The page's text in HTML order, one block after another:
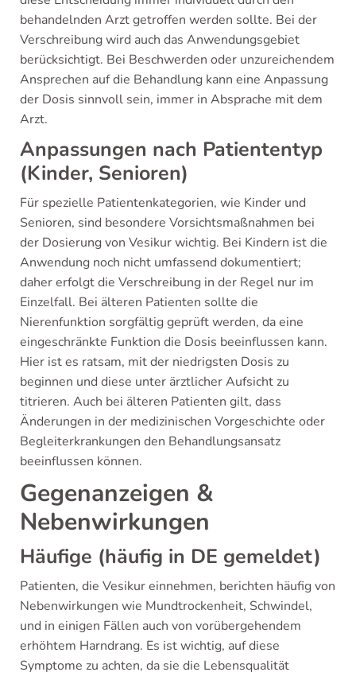
behandelnden Arzt getroffen werden sollte. Bei der
Verschreibung wird auch das Anwendungsgebiet
berücksichtigt. Bei Beschwerden oder unzureichendem
Ansprechen auf die Behandlung kann eine Anpassung
der Dosis sinnvoll sein, immer in Absprache mit dem
Arzt.
Anpassungen nach Patiententyp
(Kinder, Senioren)
Für spezielle Patientenkategorien, wie Kinder und
Senioren, sind besondere Vorsichtsmaßnahmen bei
der Dosierung von Vesikur wichtig. Bei Kindern ist die
Anwendung noch nicht umfassend dokumentiert;
daher erfolgt die Verschreibung in der Regel nur im
Einzelfall. Bei älteren Patienten sollte die
Nierenfunktion sorgfältig geprüft werden, da eine
eingeschränkte Funktion die Dosis beeinflussen kann.
Hier ist es ratsam, mit der niedrigsten Dosis zu
beginnen und diese unter ärztlicher Aufsicht zu
titrieren. Auch bei älteren Patienten gilt, dass
Änderungen in der medizinischen Vorgeschichte oder
Begleiterkrankungen den Behandlungsansatz
beeinflussen können.
Gegenanzeigen &
Nebenwirkungen
Häufige (häufig in DE gemeldet)
Patienten, die Vesikur einnehmen, berichten häufig von
Nebenwirkungen wie Mundtrockenheit, Schwindel,
und in einigen Fällen auch von vorübergehendem
erhöhtem Harndrang. Es ist wichtig, auf diese
Symptome zu achten, da sie die Lebensqualität